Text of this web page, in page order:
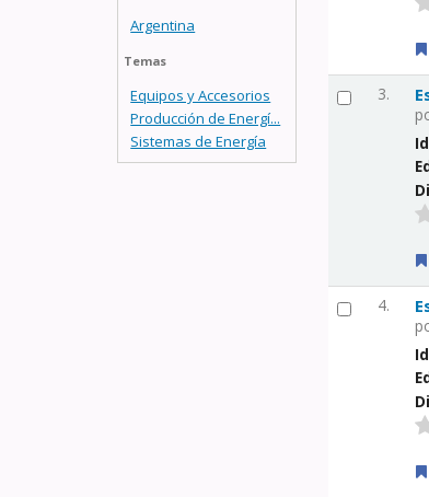
Argentina
Temas
Equipos y Accesorios
Producción de Energí...
Sistemas de Energía
3.
4.